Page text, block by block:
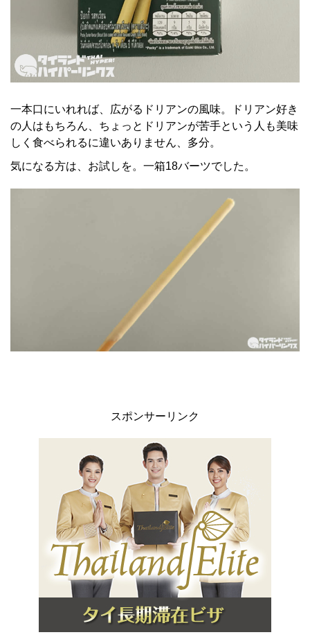
一本口にいれれば、広がるドリアンの風味。ドリアン好き
の人はもちろん、ちょっとドリアンが苦手という人も美味
しく食べられるに違いありません、多分。
気になる方は、お試しを。一箱18バーツでした。
スポンサーリンク